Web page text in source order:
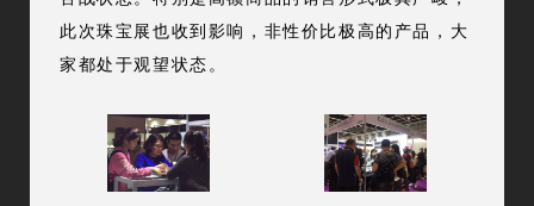
此次珠宝展也收到影响，非性价比极高的产品，大
家都处于观望状态。